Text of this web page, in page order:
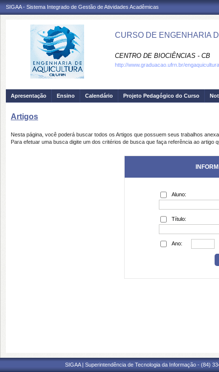
SIGAA - Sistema Integrado de Gestão de Atividades Acadêmicas
CURSO DE ENGENHARIA
CENTRO DE BIOCIÊNCIAS - CB
http://www.graduacao.ufrn.br/engaquicultura
Apresentação Ensino Calendário Projeto Pedagógico do Curso
Artigos
Nesta página, você poderá buscar todos os Artigos que possuem seus trabalhos
Para efetuar uma busca digite um dos critérios de busca que faça referência ao artigo
Aluno:
Título:
Ano:
SIGAA | Superintendência de Tecnologia da Informação - (84)